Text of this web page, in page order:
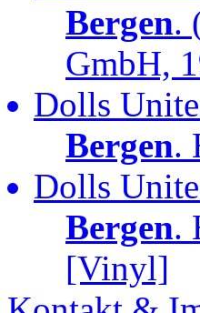
Bergen.
GmbH,
Dolls
Bergen.
Dolls
Bergen.
[Vinyl]